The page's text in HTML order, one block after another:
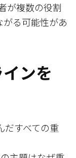
が複数の役割
る可能性があ
ンを
だすべての重